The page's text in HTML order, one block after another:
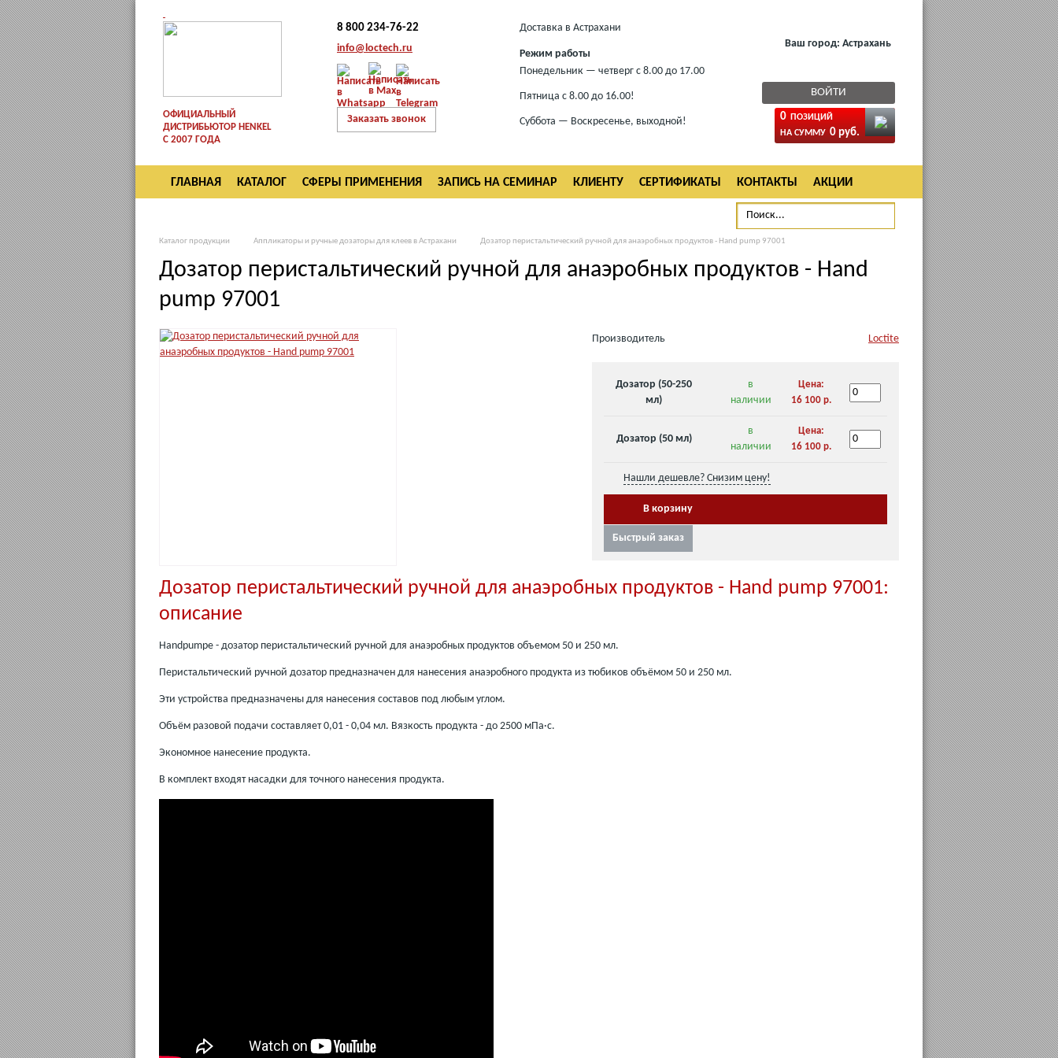
ОФИЦИАЛЬНЫЙ
ДИСТРИБЬЮТОР HENKEL
С 2007 ГОДА
8 800 234-76-22
info@loctech.ru
Заказать звонок
Доставка в Астрахани
Режим работы
Понедельник — четверг с 8.00 до 17.00
Пятница с 8.00 до 16.00!
Суббота — Воскресенье, выходной!
Ваш город: Астрахань
ГЛАВНАЯ КАТАЛОГ СФЕРЫ ПРИМЕНЕНИЯ ЗАПИСЬ НА СЕМИНАР КЛИЕНТУ СЕРТИФИКАТЫ КОНТАКТЫ АКЦИИ
ВОЙТИ
0 ПОЗИЦИЙ
НА СУММУ 0 руб.
Каталог продукции Аппликаторы и ручные дозаторы для клеев в Астрахани Дозатор перистальтический ручной для анаэробных продуктов - Hand pump 97001
Дозатор перистальтический ручной для анаэробных продуктов - Hand
pump 97001
Производитель Loctite
Дозатор (50-250
мл)
в
наличии
Цена:
16 100 р.
Дозатор (50 мл)
в
наличии
Цена:
16 100 р.
Нашли дешевле? Снизим цену!
Быстрый заказ
Дозатор перистальтический ручной для анаэробных продуктов - Hand pump 97001:
описание
Handpumpe - дозатор перистальтический ручной для анаэробных продуктов объемом 50 и 250 мл.
Перистальтический ручной дозатор предназначен для нанесения анаэробного продукта из тюбиков объёмом 50 и 250 мл.
Эти устройства предназначены для нанесения составов под любым углом.
Объём разовой подачи составляет 0,01 - 0,04 мл. Вязкость продукта - до 2500 мПа·с.
Экономное нанесение продукта.
В комплект входят насадки для точного нанесения продукта.